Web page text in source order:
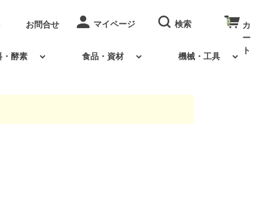
・酵素 食品・資材 機械・工具
お問合せ 0